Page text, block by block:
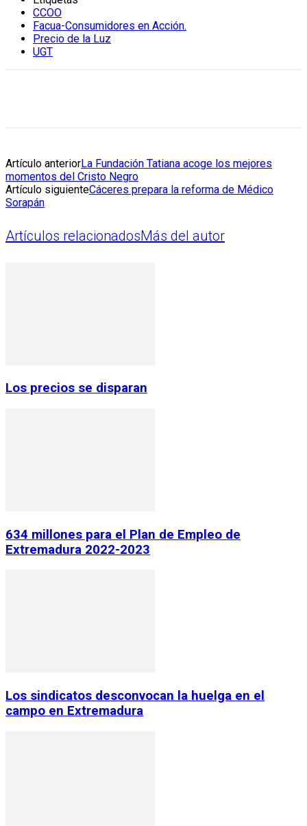
CCOO
Facua-Consumidores en Acción.
Precio de la Luz
UGT
Artículo anteriorLa Fundación Tatiana acoge los mejores
momentos del Cristo Negro
Artículo siguienteCáceres prepara la reforma de Médico
Sorapán
Artículos relacionadosMás del autor
Los precios se disparan
634 millones para el Plan de Empleo de
Extremadura 2022-2023
Los sindicatos desconvocan la huelga en el
campo en Extremadura